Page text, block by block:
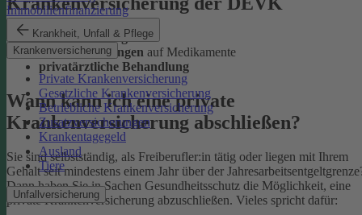
Immobilienfinanzierung
Krankheit, Unfall & Pflege
Krankenversicherung
Private Krankenversicherung
Gesetzliche Krankenversicherung
Betriebliche Krankenversicherung
Zusatzversicherungen
Krankentagegeld
Ausland
Tiere
Unfallversicherung
günstige Beiträge
keine Zuzahlungen auf Medikamente
privatärztliche Behandlung
Wann kann ich eine private
Krankenversicherung abschließen?
Sie sind selbstständig, als Freiberufler:in tätig oder liegen mit Ihrem
Gehalt seit mindestens einem Jahr über der
Dann haben Sie in Sachen Gesundheitsschutz die Möglichkeit, eine
private Krankenversicherung abzuschließen. Vieles spricht dafür: